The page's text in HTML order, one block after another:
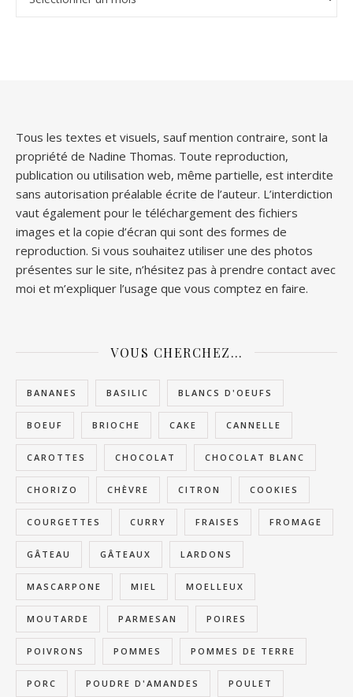
Tous les textes et visuels, sauf mention contraire, sont la
propriété de Nadine Thomas. Toute reproduction,
publication ou utilisation web, même partielle, est interdite
sans autorisation préalable écrite de l’auteur. L’interdiction
vaut également pour le téléchargement des fichiers
images et la copie d’écran qui sont des formes de
reproduction. Si vous souhaitez utiliser une des photos
présentes sur le site, n’hésitez pas à prendre contact avec
moi et m’expliquer l’usage que vous comptez en faire.
VOUS CHERCHEZ…
BANANES BASILIC BLANCS D'OEUFS
BOEUF BRIOCHE CAKE CANNELLE
CAROTTES CHOCOLAT CHOCOLAT BLANC
CHORIZO CHÈVRE CITRON COOKIES
COURGETTES CURRY FRAISES FROMAGE
GÂTEAU GÂTEAUX LARDONS
MASCARPONE MIEL MOELLEUX
MOUTARDE PARMESAN POIRES
POIVRONS POMMES POMMES DE TERRE
PORC POUDRE D'AMANDES POULET